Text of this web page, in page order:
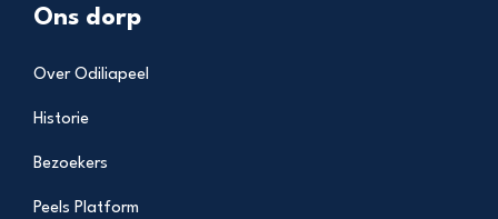
Ons dorp
Over Odiliapeel
Historie
Bezoekers
Peels Platform